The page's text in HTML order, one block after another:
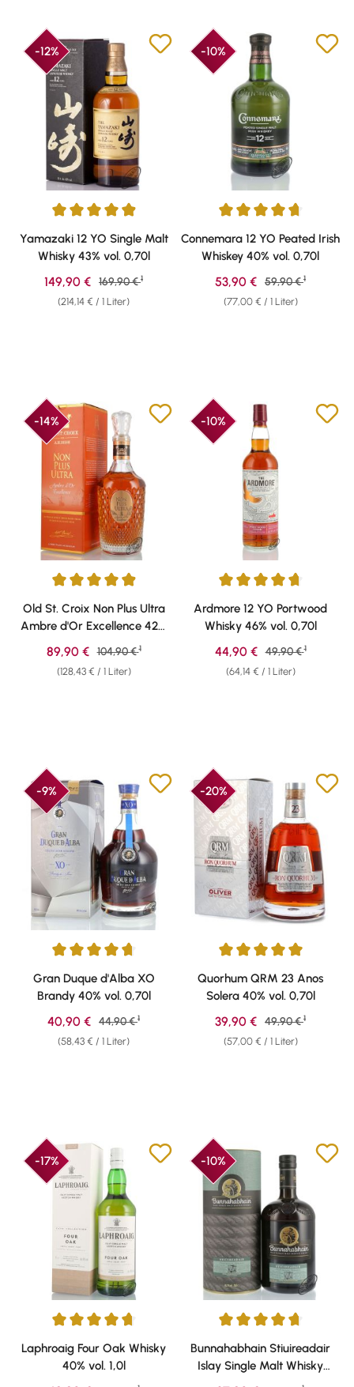
-12%
Durchschnittliche Bewertung von 4.89 von 5 Sternen
Yamazaki 12 YO Single Malt
Whisky 43% vol. 0,70l
(214,14 € / 1 Liter)
Verkaufspreis:
149,90 € Regulärer Preis:
169,90 € 1
-10%
Durchschnittliche Bewertung
Connemara 12 YO Peated Irish
Whiskey 40% vol. 0,70l
(77,00 € / 1 Liter)
Verkaufspreis:
53,90 € Regulärer Preis:
59,90 € 1
-14%
Durchschnittliche Bewertung von 4.89 von 5 Sternen
Old St. Croix Non Plus Ultra
Ambre d'Or Excellence 42%
vol. 0,70l
(128,43 € / 1 Liter)
Verkaufspreis:
89,90 € Regulärer Preis:
104,90 € 1
-10%
Durchschnittliche Bewertung
Ardmore 12 YO Portwood
Whisky 46% vol. 0,70l
(64,14 € / 1 Liter)
Verkaufspreis:
44,90 € Regulärer Preis:
49,90 € 1
-9%
Durchschnittliche Bewertung von 4.79 von 5 Sternen
Gran Duque d'Alba XO
Brandy 40% vol. 0,70l
(58,43 € / 1 Liter)
Verkaufspreis:
40,90 € Regulärer Preis:
44,90 € 1
-20%
Durchschnittliche Bewertung
Quorhum QRM 23 Anos
Solera 40% vol. 0,70l
(57,00 € / 1 Liter)
Verkaufspreis:
39,90 € Regulärer Preis:
49,90 € 1
-17%
Durchschnittliche Bewertung von 4.76 von 5 Sternen
Laphroaig Four Oak Whisky
40% vol. 1,0l
-10%
Durchschnittliche Bewertung
Bunnahabhain Stiuireadair
Islay Single Malt Whisky
46,3% vol. 0,70l